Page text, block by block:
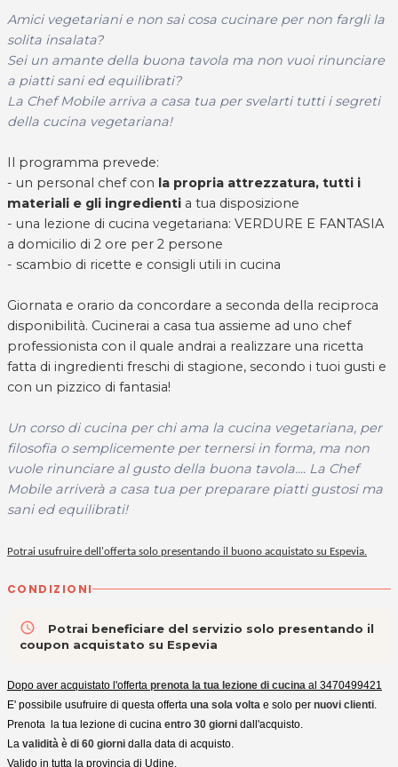
Amici vegetariani e non sai cosa cucinare per non fargli la
solita insalata?
Sei un amante della buona tavola ma non vuoi rinunciare
a piatti sani ed equilibrati?
La Chef Mobile arriva a casa tua per svelarti tutti i segreti
della cucina vegetariana!
Il programma prevede:
- un personal chef con la propria attrezzatura, tutti i
materiali e gli ingredienti a tua disposizione
- una lezione di cucina vegetariana: VERDURE E FANTASIA
a domicilio di 2 ore per 2 persone
- scambio di ricette e consigli utili in cucina
Giornata e orario da concordare a seconda della reciproca
disponibilità. Cucinerai a casa tua assieme ad uno chef
professionista con il quale andrai a realizzare una ricetta
fatta di ingredienti freschi di stagione, secondo i tuoi gusti e
con un pizzico di fantasia!
Un corso di cucina per chi ama la cucina vegetariana, per
filosofia o semplicemente per ternersi in forma, ma non
vuole rinunciare al gusto della buona tavola.... La Chef
Mobile arriverà a casa tua per preparare piatti gustosi ma
sani ed equilibrati!
Potrai usufruire dell'offerta solo presentando il buono acquistato su Espevia.
CONDIZIONI
access_time
Potrai beneficiare del servizio solo presentando il
coupon acquistato su Espevia
Dopo aver acquistato l'offerta prenota la tua lezione di cucina al 3470499421
E' possibile usufruire di questa offerta una sola volta e solo per nuovi clienti.
Prenota la tua lezione di cucina entro 30 giorni dall'acquisto.
La validità è di 60 giorni dalla data di acquisto.
Valido in tutta la provincia di Udine.